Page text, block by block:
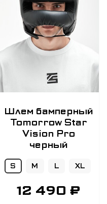
Шлем бамперный
Tomorrow Star
Vision Pro
черный
S M L XL
12 490 ₽